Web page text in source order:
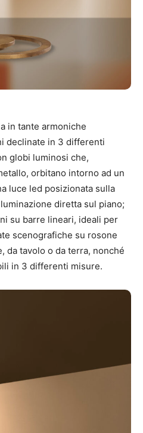
in tante armoniche
declinate in 3 differenti
globi luminosi che,
orbitano intorno ad un
luce led posizionata sulla
diretta sul piano;
su barre lineari, ideali per
scenografiche su rosone
da tavolo o da terra, nonché
in 3 differenti misure.